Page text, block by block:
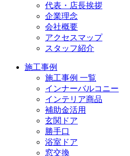
代表・店長挨拶
企業理念
会社概要
アクセスマップ
スタッフ紹介
施工事例
施工事例 一覧
インナーバルコニー
インテリア商品
補助金活用
玄関ドア
勝手口
浴室ドア
窓交換